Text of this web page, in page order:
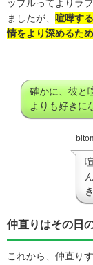
ップルってよりラ
ましたが、
喧嘩す
情をより深めるた
確かに、彼と
よりも好きに
仲直りはその日
これから、仲直り